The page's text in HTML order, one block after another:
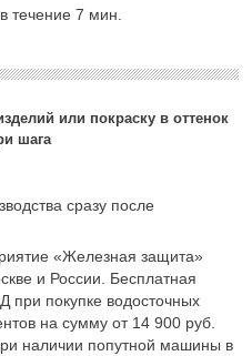
или покраску в оттенок
шага
сразу после
«Железная защита»
и России. Бесплатная
при покупке водосточных
на сумму от 14 900 руб.
наличии попутной машины в
течение 7 мин.